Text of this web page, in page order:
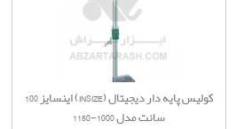
کولیس پایه دار دیجیتال (INSIZE) اینسایز 100
سانت مدل 1000-1150